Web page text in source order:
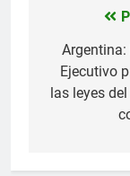
de
entradas
Argentina:
Ejecutivo
las leyes